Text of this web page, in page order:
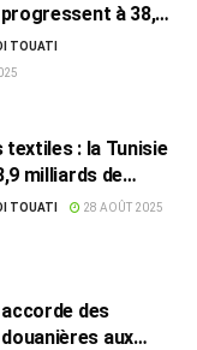
à 38,2
TOUATI
textiles : la Tunisie
milliards de
des défis majeurs
TOUATI 28 AOÛT 2025
accorde des
aux